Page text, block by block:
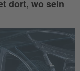
dort, wo sein